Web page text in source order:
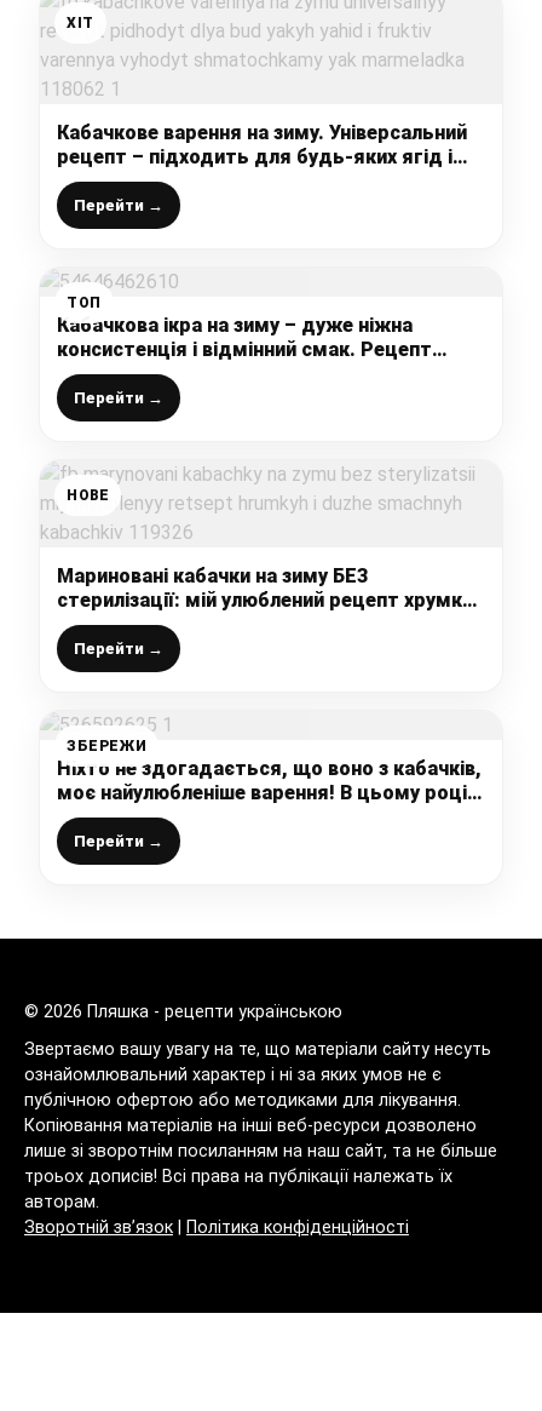
ХІТ
Кабачкове варення на зиму. Універсальний
рецепт – підходить для будь-яких ягід і
фруктів. Варення виходить шматочками, як
мармеладка!
Перейти →
ТОП
Кабачкова ікра на зиму – дуже ніжна
консистенція і відмінний смак. Рецепт
найпростіший, а результат найкращий
Перейти →
НОВЕ
Мариновані кабачки на зиму БЕЗ
стерилізації: мій улюблений рецепт хрумких
і дуже смачних кабачків
Перейти →
ЗБЕРЕЖИ
Ніхто не здогадається, що воно з кабачків,
моє найулюбленіше варення! В цьому році
закриваю побільше!
Перейти →
© 2026 Пляшка - рецепти українською
Звертаємо вашу увагу на те, що матеріали сайту несуть
ознайомлювальний характер і ні за яких умов не є
публічною офертою або методиками для лікування.
Копіювання матеріалів на інші веб-ресурси дозволено
лише зі зворотнім посиланням на наш сайт, та не більше
троьох дописів! Всі права на публікації належать їх
авторам.
Зворотній зв’язок
Політика конфіденційності